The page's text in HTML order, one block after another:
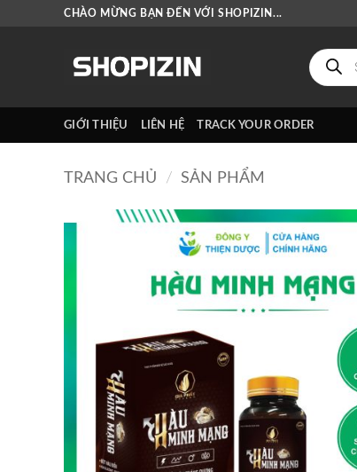
CHÀO MỪNG BẠN ĐẾN VỚI SHOPIZIN...
Tìm
kiếm
sản
phẩm
GIỚI THIỆU LIÊN HỆ TRACK YOUR ORDER
TRANG CHỦ / SẢN PHẨM